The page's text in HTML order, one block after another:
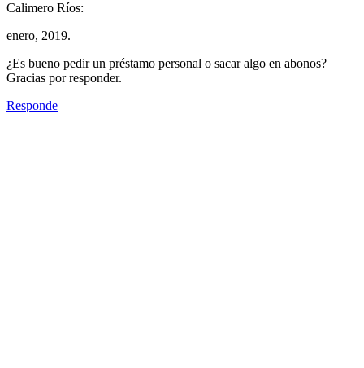
Calimero Ríos:
enero, 2019.
¿Es bueno pedir un préstamo personal o sacar algo en abonos?
Gracias por responder.
Responde